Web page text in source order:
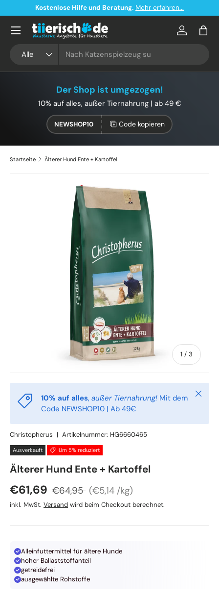
Direkt zum Inhalt
Kostenlose Hilfe und Beratung. Mehr erfahren...
Alle
Konto
Der Shop ist umgezogen!
10% auf alles, außer Tiernahrung | ab 49 €
NEWSHOP10 Code kopieren
Startseite Älterer Hund Ente + Kartoffel
Zu Produktinformationen springen
1 / von
3
10% auf alles, außer Tiernahrung! Mit dem
Code NEWSHOP10 | Ab 49€
Christopherus | Artikelnummer: HG6660465
Ausverkauft Um 5% reduziert
Christopherus
Älterer Hund Ente + Kartoffel
Verkaufspreis
€61,69 Normaler Preis
€64,95 Grundpreis
€5,14 /kg
inkl. MwSt. Versand wird beim Checkout berechnet.
Alleinfuttermittel für ältere Hunde
hoher Ballaststoffanteil
getreidefrei
ausgewählte Rohstoffe